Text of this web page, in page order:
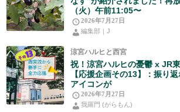
（火）午前11:05〜
2026年7月27日
編集部｜J
涼宮ハルヒと西宮
祝！涼宮ハルヒの憂鬱 x JR
【応援企画その13】：振り
アイコンが
2026年7月27日
我羅門 (がらもん)